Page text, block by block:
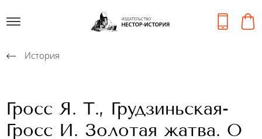
История
Гросс Я. Т., Грудзиньская-
Гросс И. Золотая жатва. О